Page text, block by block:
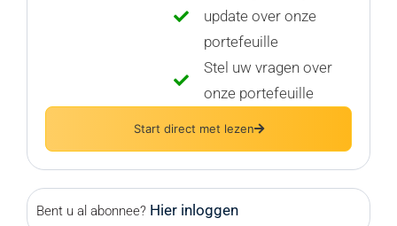
update over onze
portefeuille
Stel uw vragen over
onze portefeuille
Start direct met lezen
Bent u al abonnee? Hier inloggen